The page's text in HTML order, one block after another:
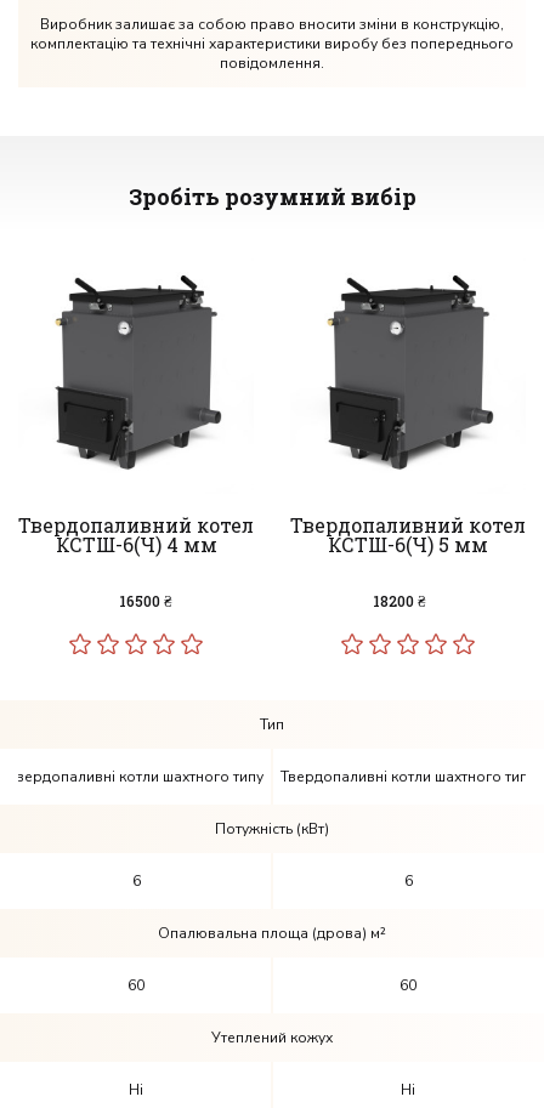
Виробник залишає за собою право вносити зміни в конструкцію,
комплектацію та технічні характеристики виробу без попереднього
повідомлення.
Зробіть розумний вибір
Твердопаливний котел
КСТШ-6(Ч) 4 мм
Твердопаливний котел
КСТШ-6(Ч) 5 мм
16500 ₴ 18200 ₴
Тип
Твердопаливні котли шахтного типу Твердопаливні котли шахтного типу
Потужність (кВт)
6 6
Опалювальна площа (дрова) м²
60 60
Утеплений кожух
Ні Ні